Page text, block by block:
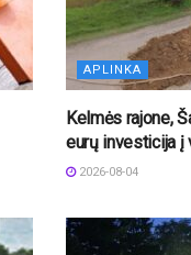
APLINKA
Kelmės rajone,
eurų investicija į
2026-08-04